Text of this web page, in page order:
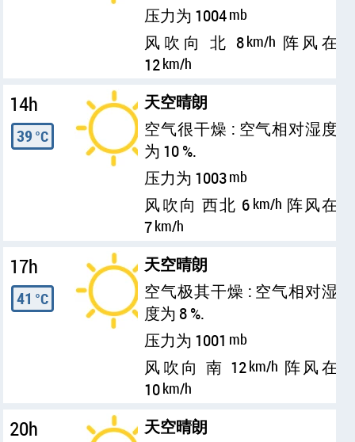
压力为 1004mb
风吹向 北 8km/h 阵风在
12km/h
14h
39 °C
天空晴朗
空气很干燥 : 空气相对湿度
为 10 %.
压力为 1003mb
风吹向 西北 6 km/h 阵风在
7km/h
17h
41 °C
天空晴朗
空气极其干燥 : 空气相对湿
度为 8 %.
压力为 1001 mb
风吹向 南 12km/h 阵风在
10km/h
20h
天空晴朗